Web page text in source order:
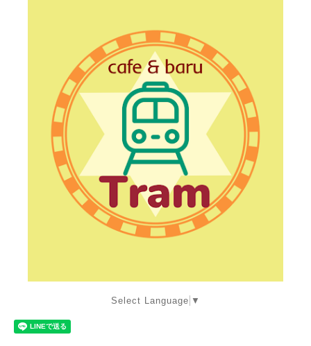
Select Language ▼